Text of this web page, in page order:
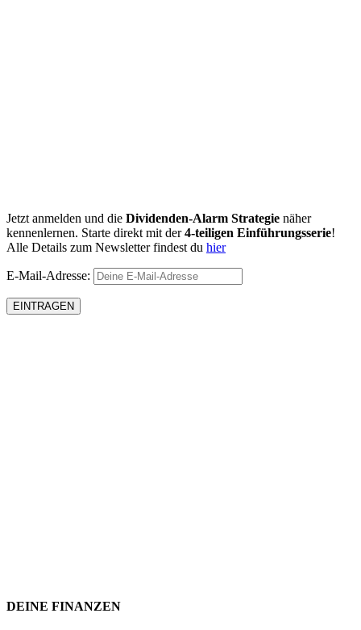
Jetzt anmelden und die Dividenden-Alarm Strategie näher
kennenlernen. Starte direkt mit der4-teiligen Einführungsserie!
Alle Details zum Newsletter findest du hier
E-Mail-Adresse:
DEINE FINANZEN